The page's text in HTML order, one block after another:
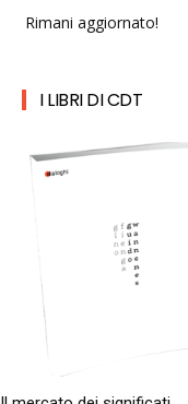
Rimani aggiornato!
I LIBRI DI CDT